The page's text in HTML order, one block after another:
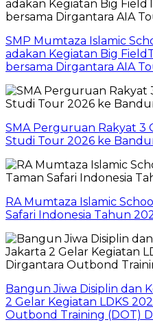
SMP Mumtaza Islamic
adakan Kegiatan Big
bersama Dirgantara AIA
SMA Perguruan Rakyat 3
Studi Tour 2026 ke
RA Mumtaza Islamic
Safari Indonesia Tahun
Bangun Jiwa Disiplin dan
2 Gelar Kegiatan LDKS
Outbond Training (DOT)